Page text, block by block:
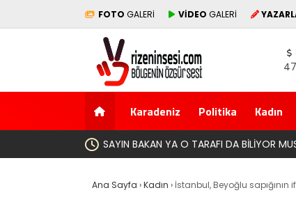
FOTO GALERİ VİDEO GALERİ
Karadeniz Politika Kadın
Yeni Parti İktidar
Ana Sayfa ›Kadın › İstanbul, Beyoğlu sapığının